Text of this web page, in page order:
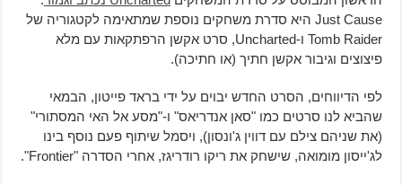
Just Cause היא סדרת משחקים נוספת שמתאימה לקטגוריה של
Tomb Raider ו-Uncharted, סרט אקשן הרפתקאות עם מלא
פיצוצים וגיבור אקשן חתיך (או חתיכה).
לפי הדיווחים, הסרט החדש יבוים על ידי בראד פייטון, הבמאי
שהביא לנו סרטים כמו "סאן אנדריאס" ו-"מסע אל האי המסתורי"
(את שניהם צילם עם דווין ג'ונסון), ויסמל שיתוף פעם נוסף בינו
לג'ייסון מומואה, שישחק את ריקו רודריגז, אחרי הסדרה "Frontier".